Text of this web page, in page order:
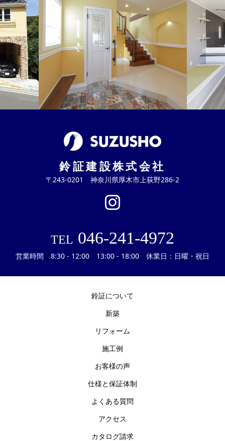
鈴証建設株式会社
〒243-0201 神奈川県厚木市上荻野286-2
TEL 046-241-4972
営業時間 8:30 - 12:00 13:00 - 18:00 休業日：日曜・祝日
鈴証について
新築
リフォーム
施工例
お客様の声
仕様と保証体制
よくある質問
アクセス
カタログ請求